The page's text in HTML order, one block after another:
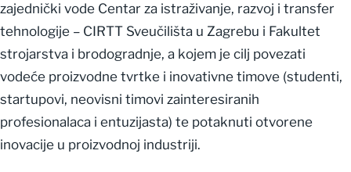
zajednički vode Centar za istraživanje, razvoj i transfer
tehnologije – CIRTT Sveučilišta u Zagrebu i Fakultet
strojarstva i brodogradnje, a kojem je cilj povezati
vodeće proizvodne tvrtke i inovativne timove (studenti,
startupovi, neovisni timovi zainteresiranih
profesionalaca i entuzijasta) te potaknuti otvorene
inovacije u proizvodnoj industriji.